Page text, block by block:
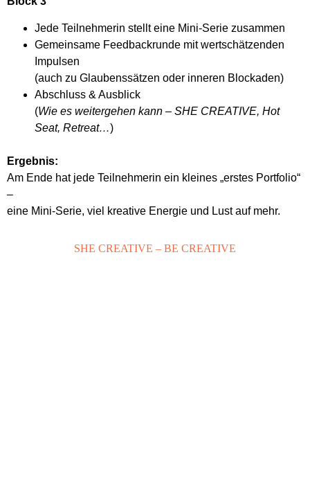
Jede Teilnehmerin stellt eine Mini-Serie zusammen
Gemeinsame Feedbackrunde mit wertschätzenden
Impulsen
(auch zu Glaubenssätzen oder inneren Blockaden)
Abschluss & Ausblick
(Wie es weitergehen kann – SHE CREATIVE, Hot
Seat, Retreat…)
Ergebnis:
Am Ende hat jede Teilnehmerin ein kleines „erstes Portfolio“
–
eine Mini-Serie, viel kreative Energie und Lust auf mehr.
SHE CREATIVE – BE CREATIVE